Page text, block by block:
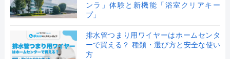
ンラ」体験と新機能「浴室クリアキー
プ」
排水管つまり用ワイヤーはホームセンタ
ーで買える？ 種類・選び方と安全な使い
方